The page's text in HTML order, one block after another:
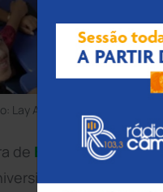
Lay Amorim/Achei Sudoeste
de Brumado, por
Aberta do